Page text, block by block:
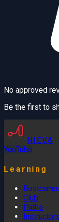
No approved
Be the first to
NIEVA
YouTube
Learning
Club
Paths
Instructors